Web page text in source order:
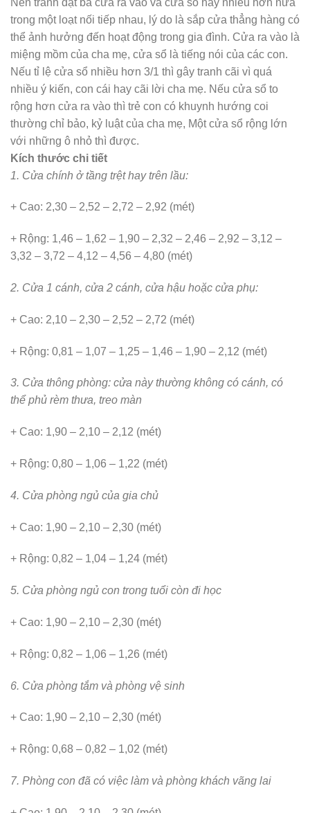
trong một loạt nối tiếp nhau, lý do là sắp cửa thẳng hàng có
thể ảnh hưởng đến hoạt động trong gia đình. Cửa ra vào là
miệng mồm của cha mẹ, cửa sổ là tiếng nói của các con.
Nếu tỉ lệ cửa sổ nhiều hơn 3/1 thì gây tranh cãi vì quá
nhiều ý kiến, con cái hay cãi lời cha mẹ. Nếu cửa sổ to
rộng hơn cửa ra vào thì trẻ con có khuynh hướng coi
thường chỉ bảo, kỷ luật của cha mẹ, Một cửa sổ rộng lớn
với những ô nhỏ thì được.
Kích thước chi tiết
1. Cửa chính ở tầng trệt hay trên lầu:
+ Cao: 2,30 – 2,52 – 2,72 – 2,92 (mét)
+ Rộng: 1,46 – 1,62 – 1,90 – 2,32 – 2,46 – 2,92 – 3,12 –
3,32 – 3,72 – 4,12 – 4,56 – 4,80 (mét)
2. Cửa 1 cánh, cửa 2 cánh, cửa hậu hoặc cửa phụ:
+ Cao: 2,10 – 2,30 – 2,52 – 2,72 (mét)
+ Rộng: 0,81 – 1,07 – 1,25 – 1,46 – 1,90 – 2,12 (mét)
3. Cửa thông phòng: cửa này thường không có cánh, có
thể phủ rèm thưa, treo màn
+ Cao: 1,90 – 2,10 – 2,12 (mét)
+ Rộng: 0,80 – 1,06 – 1,22 (mét)
4. Cửa phòng ngủ của gia chủ
+ Cao: 1,90 – 2,10 – 2,30 (mét)
+ Rộng: 0,82 – 1,04 – 1,24 (mét)
5. Cửa phòng ngủ con trong tuổi còn đi học
+ Cao: 1,90 – 2,10 – 2,30 (mét)
+ Rộng: 0,82 – 1,06 – 1,26 (mét)
6. Cửa phòng tắm và phòng vệ sinh
+ Cao: 1,90 – 2,10 – 2,30 (mét)
+ Rộng: 0,68 – 0,82 – 1,02 (mét)
7. Phòng con đã có việc làm và phòng khách vãng lai